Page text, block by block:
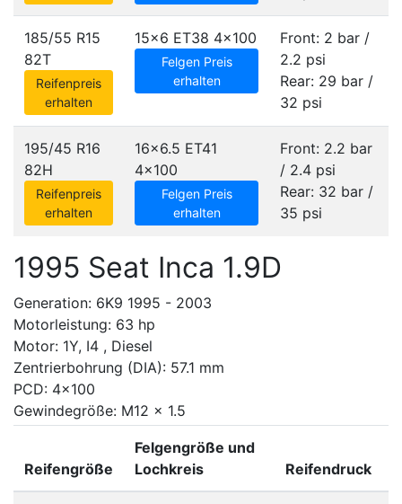
185/55 R15
82T
Reifenpreis
erhalten
15x6 ET38 4x100
Felgen Preis
erhalten
Front: 2 bar /
2.2 psi
Rear: 29 bar /
32 psi
195/45 R16
82H
Reifenpreis
erhalten
16x6.5 ET41
4x100
Felgen Preis
erhalten
Front: 2.2 bar
/ 2.4 psi
Rear: 32 bar /
35 psi
1995 Seat Inca 1.9D
Generation: 6K9 1995 - 2003
Motorleistung: 63 hp
Motor: 1Y, I4 , Diesel
Zentrierbohrung (DIA): 57.1 mm
PCD: 4x100
Gewindegröße: M12 x 1.5
Reifengröße
Felgengröße und
Lochkreis
Reifendruck